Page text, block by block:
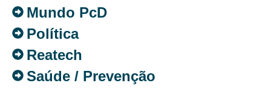
Mundo PcD
Política
Reatech
Saúde / Prevenção